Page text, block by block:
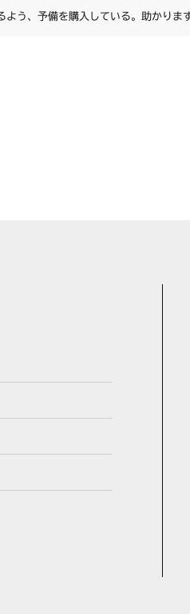
よう、予備を購入している。助かりま